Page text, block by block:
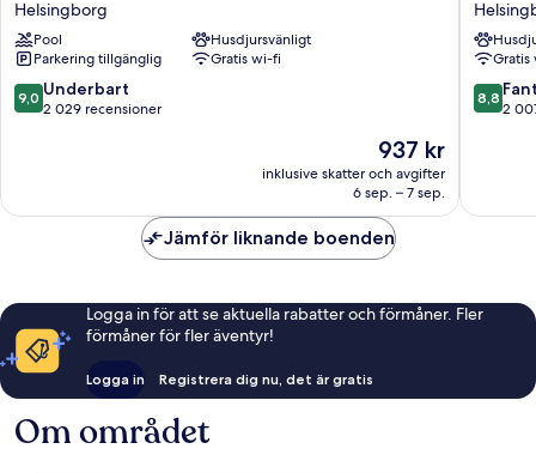
Sea
U
Helsingborg
Helsingborg
Pool
Husdjursvänligt
Parkering tillgänglig
Gratis wi-fi
9.0
av
9,0 Underbart
2 029 recensioner
Priset
är
937 kr
937 kr
inklusive skatter och avgifter
6 sep. – 7 sep.
Hotel,
8.8
av
8,8
2
Jämför liknande boenden
Logga in för att se aktuella rabatter och förmåner. Fler
förmåner för fler äventyr!
Logga in Registrera dig nu, det är gratis
Om området